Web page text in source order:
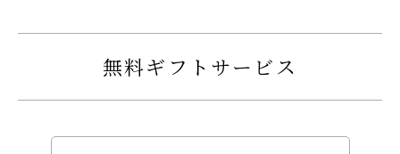
無料ギフトサービス